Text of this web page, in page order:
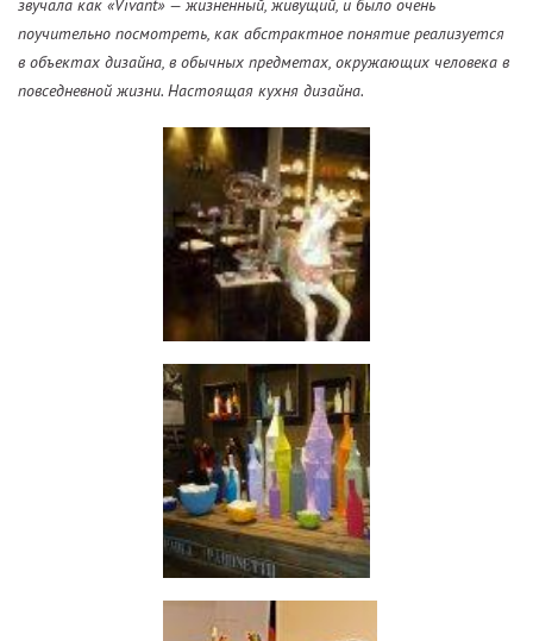
звучала как «Vivant» — жизненный, живущий, и было очень
поучительно посмотреть, как абстрактное понятие реализуется
в объектах дизайна, в обычных предметах, окружающих человека в
повседневной жизни. Настоящая кухня дизайна.